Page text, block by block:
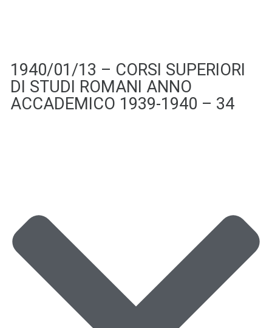
1940/01/13 – CORSI SUPERIORI
DI STUDI ROMANI ANNO
ACCADEMICO 1939-1940 – 34